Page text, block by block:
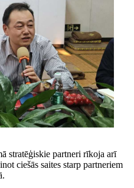
stratēģiskie partneri rīkoja arī
ciešās saites starp partneriem